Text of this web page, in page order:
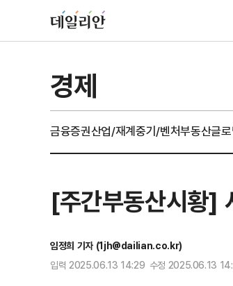
경제
금융증권산업/재계중기/벤처부동산글
[주간부동산시황]
임정희 기자 (1jh@dailian.co.kr)
입력 2025.06.13 14:29 수정 2025.06.13